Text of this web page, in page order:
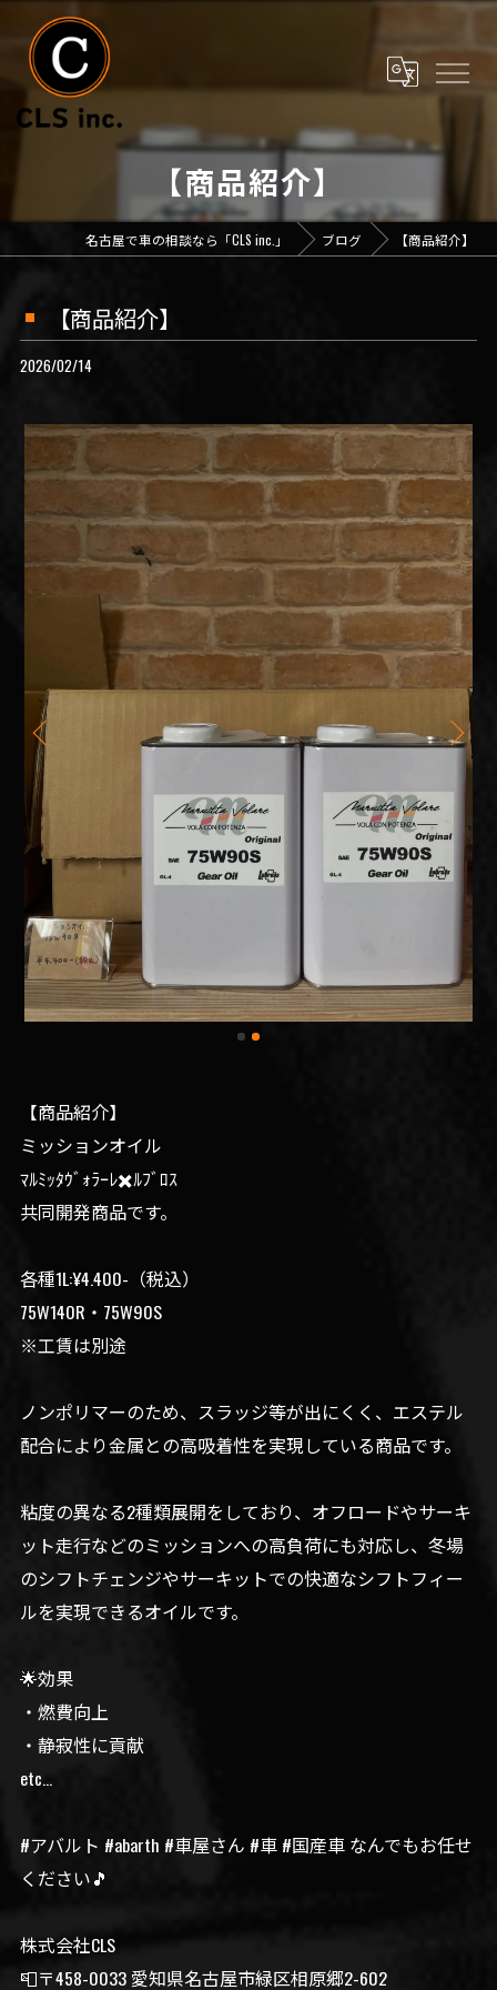
【商品紹介】
名古屋で車の相談なら「CLS inc.」 ブログ 【商品紹介】
【商品紹介】
2026/02/14
【商品紹介】
ミッションオイル
ﾏﾙﾐｯﾀｳﾞｫﾗｰﾚ✖️ﾙﾌﾞﾛｽ
共同開発商品です。
各種1L:¥4.400-（税込）
75W140R・75W90S
※工賃は別途
ノンポリマーのため、スラッジ等が出にくく、エステル
配合により金属との高吸着性を実現している商品です。
粘度の異なる2種類展開をしており、オフロードやサーキ
ット走行などのミッションへの高負荷にも対応し、冬場
のシフトチェンジやサーキットでの快適なシフトフィー
ルを実現できるオイルです。
🌟効果
・燃費向上
・静寂性に貢献
etc…
#アバルト #abarth #車屋さん #車 #国産車 なんでもお任せ
ください🎵
株式会社CLS
📮〒458-0033 愛知県名古屋市緑区相原郷2-602